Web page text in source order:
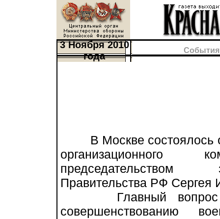
3 Ноября 2010
года
В Москве состоялось
председательством
Правительства РФ Сергея
Главный вопрос
совершенствованию